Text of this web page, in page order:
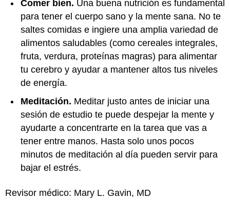
Comer bien. Una buena nutrición es fundamental
para tener el cuerpo sano y la mente sana. No te
saltes comidas e ingiere una amplia variedad de
alimentos saludables (como cereales integrales,
fruta, verdura, proteínas magras) para alimentar
tu cerebro y ayudar a mantener altos tus niveles
de energía.
Meditación. Meditar justo antes de iniciar una
sesión de estudio te puede despejar la mente y
ayudarte a concentrarte en la tarea que vas a
tener entre manos. Hasta solo unos pocos
minutos de meditación al día pueden servir para
bajar el estrés.
Revisor médico: Mary L. Gavin, MD